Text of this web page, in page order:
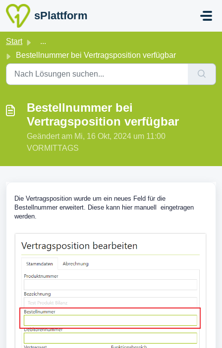
Zum hauptsächlichen Inhalt gehen
sPlattform
Start
...
Bestellnummer bei Vertragsposition verfügbar
Bestellnummer bei
Vertragsposition verfügbar
Geändert am Mi, 16 Okt, 2024 um 11:00
VORMITTAGS
Die Vertragsposition wurde um ein neues Feld für die
Bestellnummer erweitert. Diese kann hier manuell eingetragen
werden.